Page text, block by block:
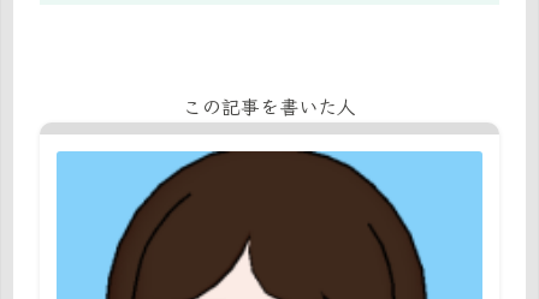
この記事を書いた人